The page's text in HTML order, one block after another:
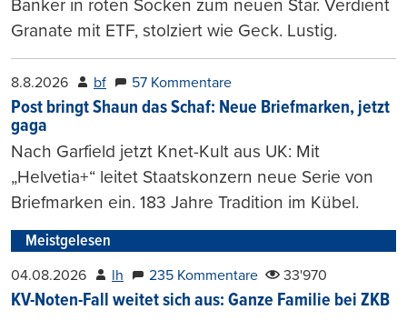
Banker in roten Socken zum neuen Star. Verdient
Granate mit ETF, stolziert wie Geck. Lustig.
8.8.2026 bf 57 Kommentare
Post bringt Shaun das Schaf: Neue Briefmarken, jetzt
gaga
Nach Garfield jetzt Knet-Kult aus UK: Mit
„Helvetia+“ leitet Staatskonzern neue Serie von
Briefmarken ein. 183 Jahre Tradition im Kübel.
Meistgelesen
04.08.2026 lh 235 Kommentare 33'970
KV-Noten-Fall weitet sich aus: Ganze Familie bei ZKB